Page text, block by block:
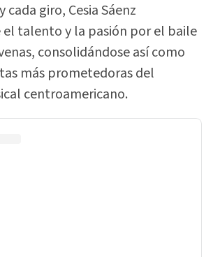
cada giro, Cesia Sáenz
talento y la pasión por el baile
consolidándose así como
más prometedoras del
centroamericano.